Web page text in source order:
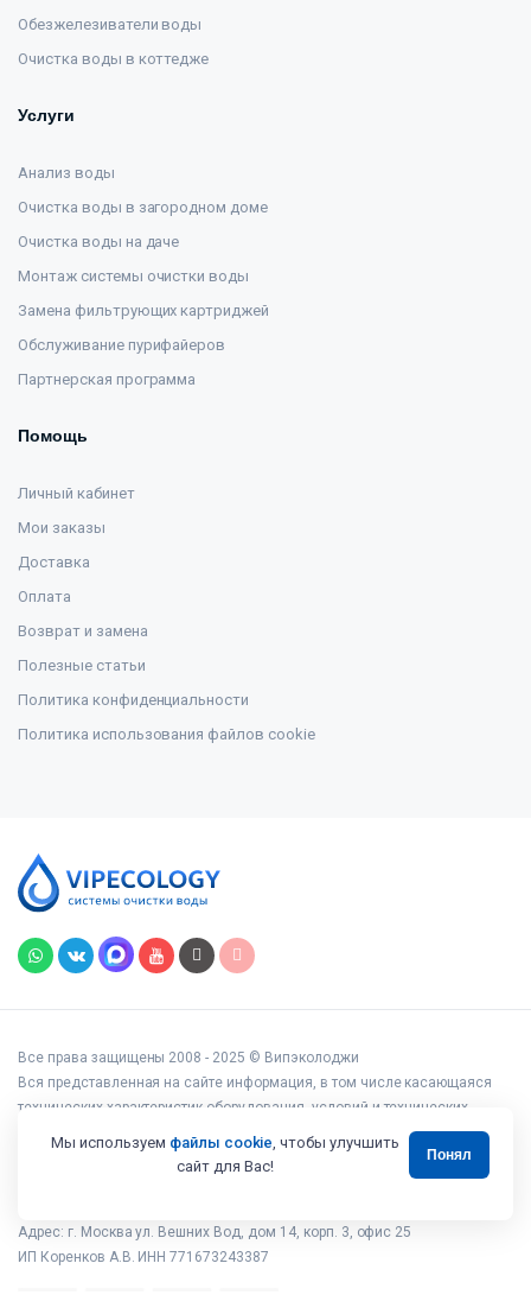
Обезжелезиватели воды
Очистка воды в коттедже
Услуги
Анализ воды
Очистка воды в загородном доме
Очистка воды на даче
Монтаж системы очистки воды
Замена фильтрующих картриджей
Обслуживание пурифайеров
Партнерская программа
Помощь
Личный кабинет
Мои заказы
Доставка
Оплата
Возврат и замена
Полезные статьи
Политика конфиденциальности
Политика использования файлов cookie
Все права защищены 2008 - 2025 © Випэколоджи
Вся представленная на сайте информация, в том числе касающаяся
технических характеристик оборудования, условий и технических
возможностей подключения, наличия на складе, стоимости товаров и
услуг, носит информационный характер и ни при каких условиях не
является публичной офертой, определяемой положениями статьи 437
Адрес: г. Москва ул. Вешних Вод, дом 14, корп. 3, офис 25
ИП Коренков А.В. ИНН 771673243387
Мы используем файлы cookie, чтобы улучшить
сайт для Вас!
Понял